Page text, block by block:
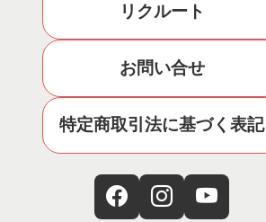
リクルート
お問い合せ
特定商取引法に基づく表記